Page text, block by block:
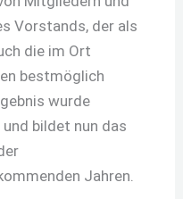
Vorstands, der als
die im Ort
bestmöglich
wurde
bildet nun das
Jahren.